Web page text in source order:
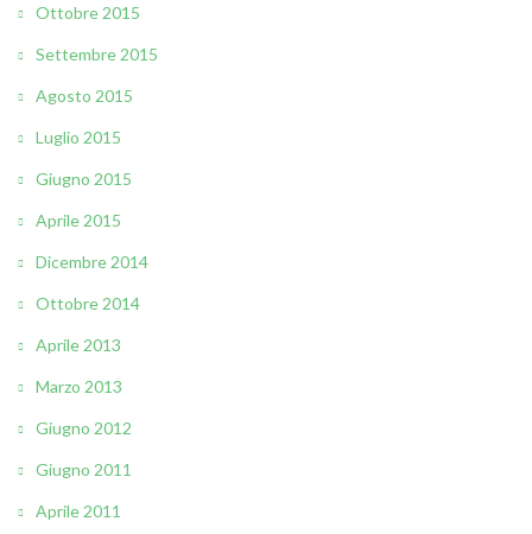
Ottobre 2015
Settembre 2015
Agosto 2015
Luglio 2015
Giugno 2015
Aprile 2015
Dicembre 2014
Ottobre 2014
Aprile 2013
Marzo 2013
Giugno 2012
Giugno 2011
Aprile 2011